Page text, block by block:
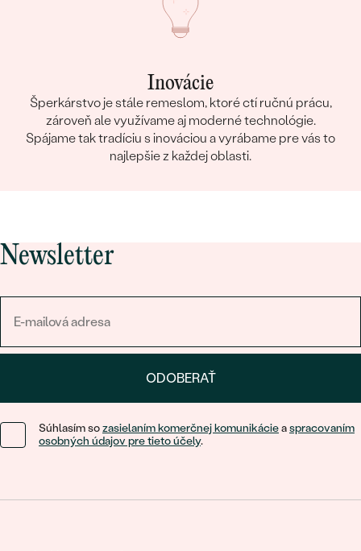
Inovácie
Šperkárstvo je stále remeslom, ktoré ctí ručnú prácu,
zároveň ale využívame aj moderné technológie.
Spájame tak tradíciu s inováciou a vyrábame pre vás to
najlepšie z každej oblasti.
Newsletter
ODOBERAŤ
Súhlasím sozasielaním komerčnej komunikácieaspracovaním
osobných údajov pre tieto účely.